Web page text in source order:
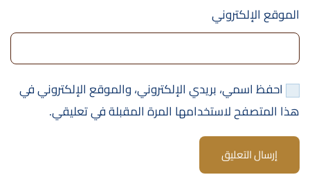
الموقع الإلكتروني
احفظ اسمي، بريدي الإلكتروني، والموقع الإلكتروني في
هذا المتصفح لاستخدامها المرة المقبلة في تعليقي.
إرسال التعليق